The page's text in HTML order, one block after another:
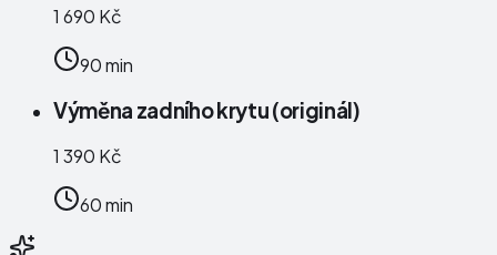
1 690 Kč
90 min
Výměna zadního krytu (originál)
1 390 Kč
60 min